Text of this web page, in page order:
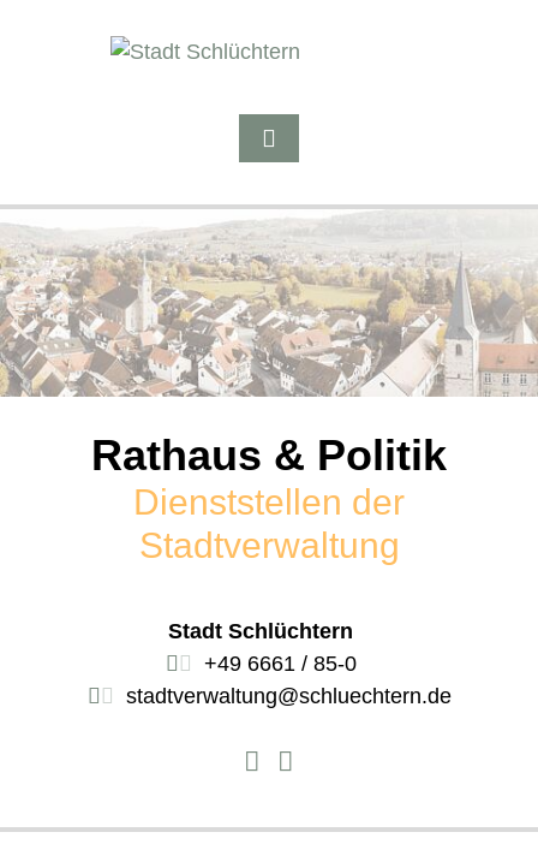
Rathaus & Politik
Dienststellen der
Stadtverwaltung
Stadt Schlüchtern
+49 6661 / 85-0
stadtverwaltung@schluechtern.de